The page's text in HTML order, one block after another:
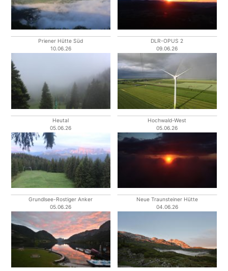
Priener Hütte Süd
10.06.26
DLR-OPUS 2
09.06.26
Heutal
05.06.26
Hochwald-West
05.06.26
Grundlsee-Rostiger Anker
05.06.26
Neue Traunsteiner Hütte
04.06.26